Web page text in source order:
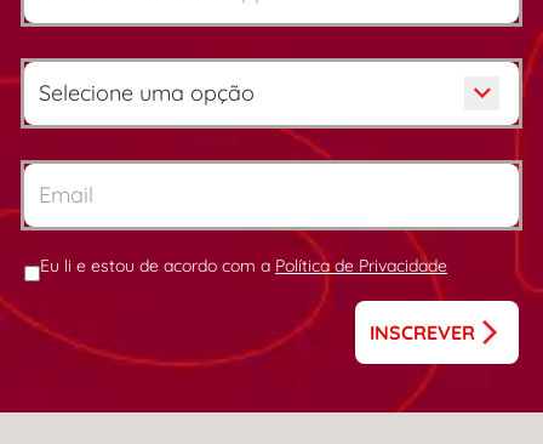
Eu li e estou de acordo com a Política de Privacidade
INSCREVER